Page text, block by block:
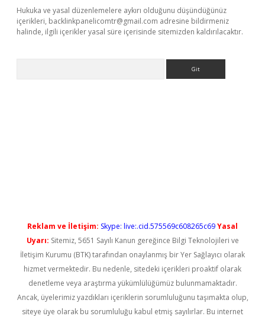
Hukuka ve yasal düzenlemelere aykırı olduğunu düşündüğünüz
içerikleri, backlinkpanelicomtr@gmail.com adresine bildirmeniz
halinde, ilgili içerikler yasal süre içerisinde sitemizden kaldırılacaktır.
Reklam ve İletişim: Skype: live:.cid.575569c608265c69Yasal
Uyarı: Sitemiz, 5651 Sayılı Kanun gereğince Bilgi Teknolojileri ve
İletişim Kurumu (BTK) tarafından onaylanmış bir Yer Sağlayıcı olarak
hizmet vermektedir. Bu nedenle, sitedeki içerikleri proaktif olarak
denetleme veya araştırma yükümlülüğümüz bulunmamaktadır.
Ancak, üyelerimiz yazdıkları içeriklerin sorumluluğunu taşımakta olup,
siteye üye olarak bu sorumluluğu kabul etmiş sayılırlar. Bu internet